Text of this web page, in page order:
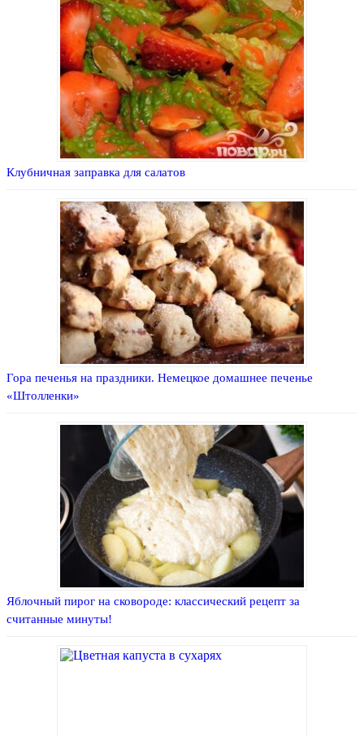
Клубничная заправка для салатов
Гора печенья на праздники. Немецкое домашнее печенье
«Штолленки»
Яблочный пирог на сковороде: классический рецепт за
считанные минуты!